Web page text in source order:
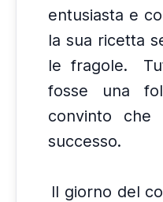
entusiasta e
la sua ricetta
le fragole.
fosse una
convinto che
successo.
Il giorno del